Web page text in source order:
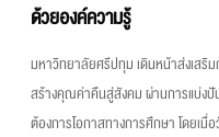
ด้วยองค์ความรู้
มหาวิทยาลัยศรีปทุม เดินหน้าส่งเสริ
สร้างคุณค่าคืนสู่สังคม ผ่านการแบ่ง
ต้องการโอกาสทางการศึกษา โดยเมื่